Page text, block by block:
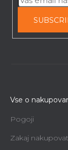
Vse o
Pogoji
Zakaj